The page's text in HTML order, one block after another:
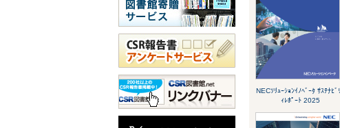
NECｿﾘｭｰｼｮﾝｲﾉﾍﾞｰﾀ ｻｽﾃﾅﾋﾞ
ｨﾚﾎﾟｰﾄ 2025